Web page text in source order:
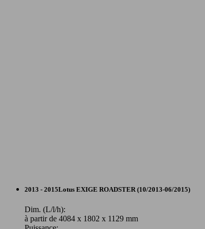
Cabriolet
Essence
2013 - 2015Lotus EXIGE ROADSTER (10/2013-06/2015)
Dim. (L/l/h):
à partir de 4084 x 1802 x 1129 mm